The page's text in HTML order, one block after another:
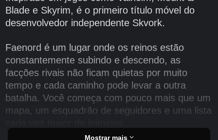
Blade e Skyrim, é o primeiro título móvel do
desenvolvedor independente Skvork.
Faenord é um lugar onde os reinos estão
constantemente subindo e descendo, as
facções rivais não ficam quietas por muito
tempo e cada caminho pode levar a outra
batalha. Você começa com pouco mais que um
mapa, um esquadrão de seguidores e uma lista
Mostrar mais